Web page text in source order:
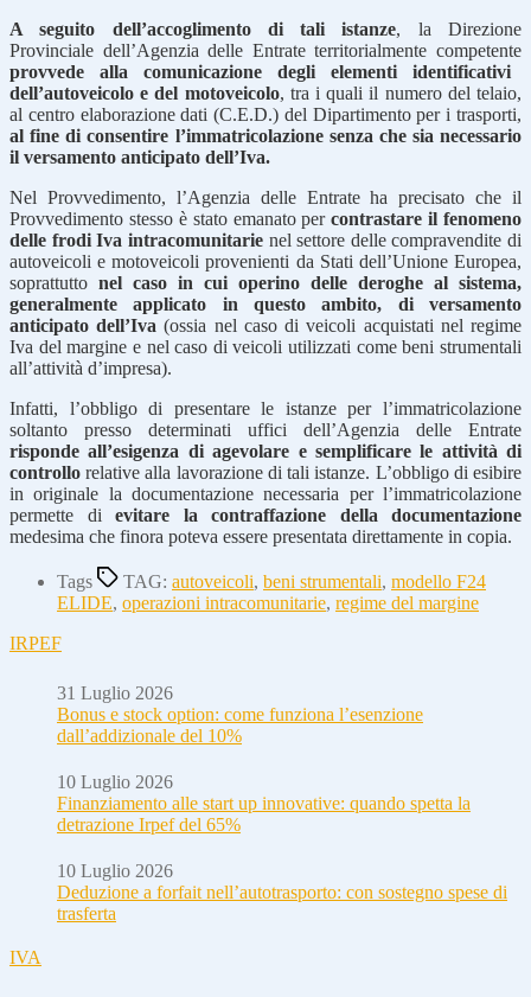
A seguito dell’accoglimento di tali istanze, la Direzione
Provinciale dell’Agenzia delle Entrate territorialmente competente
provvede alla comunicazione degli elementi identificativi
dell’autoveicolo e del motoveicolo, tra i quali il numero del telaio,
al centro elaborazione dati (C.E.D.) del Dipartimento per i trasporti,
al fine di consentire l’immatricolazione senza che sia necessario
il versamento anticipato dell’Iva.
Nel Provvedimento, l’Agenzia delle Entrate ha precisato che il
Provvedimento stesso è stato emanato percontrastare il fenomeno
delle frodi Iva intracomunitarienel settore delle compravendite di
autoveicoli e motoveicoli provenienti da Stati dell’Unione Europea,
soprattutto nel caso in cui operino delle deroghe al sistema,
generalmente applicato in questo ambito, di versamento
anticipato dell’Iva (ossia nel caso di veicoli acquistati nel regime
Iva del margine e nel caso di veicoli utilizzati come beni strumentali
all’attività d’impresa).
Infatti, l’obbligo di presentare le istanze per l’immatricolazione
soltanto presso determinati uffici dell’Agenzia delle Entrate
risponde all’esigenza di agevolare e semplificare le attività di
controllo relative alla lavorazione di tali istanze. L’obbligo di esibire
in originale la documentazione necessaria per l’immatricolazione
permette di evitare la contraffazione della documentazione
medesima che finora poteva essere presentata direttamente in copia.
Tags TAG: autoveicoli, beni strumentali, modello F24
ELIDE, operazioni intracomunitarie, regime del margine
IRPEF
31 Luglio 2026
Bonus e stock option: come funziona l’esenzione
dall’addizionale del 10%
10 Luglio 2026
Finanziamento alle start up innovative: quando spetta la
detrazione Irpef del 65%
10 Luglio 2026
Deduzione a forfait nell’autotrasporto: con sostegno spese di
trasferta
IVA